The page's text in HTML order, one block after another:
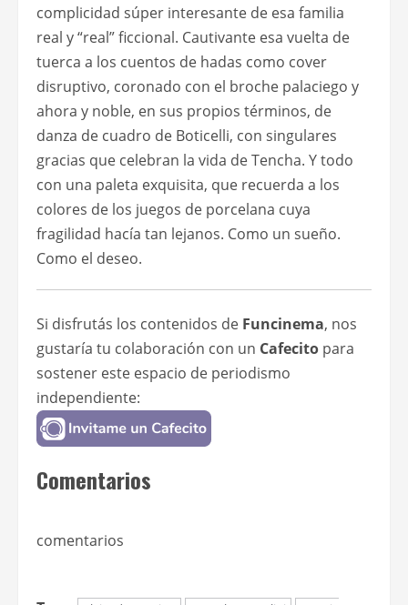
complicidad súper interesante de esa familia
real y “real” ficcional. Cautivante esa vuelta de
tuerca a los cuentos de hadas como cover
disruptivo, coronado con el broche palaciego y
ahora y noble, en sus propios términos, de
danza de cuadro de Boticelli, con singulares
gracias que celebran la vida de Tencha. Y todo
con una paleta exquisita, que recuerda a los
colores de los juegos de porcelana cuya
fragilidad hacía tan lejanos. Como un sueño.
Como el deseo.
Si disfrutás los contenidos de Funcinema, nos
gustaría tu colaboración con un Cafecito para
sostener este espacio de periodismo
independiente:
Comentarios
comentarios